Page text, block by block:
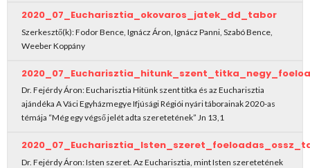
2020_07_Eucharisztia_okovaros_jatek_dd_tabor
Szerkesztő(k): Fodor Bence, Ignácz Áron, Ignácz Panni, Szabó Bence,
Weeber Koppány
Dr. Fejérdy Áron: Eucharisztia Hitünk szent titka és az Eucharisztia
ajándéka A Váci Egyházmegye Ifjúsági Régiói nyári táborainak 2020-as
témája “Még egy végső jelét adta szeretetének” Jn 13,1
Dr. Fejérdy Áron: Isten szeret. Az Eucharisztia, mint Isten szeretetének